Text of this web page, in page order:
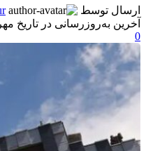
ارسال توسط
آخرین به‌روزرسانی در تاریخ مهر 27, 1404
0